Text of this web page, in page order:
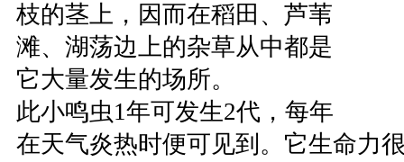
枝的茎上，因而在稻田、芦苇
滩、湖荡边上的杂草从中都是
它大量发生的场所。
此小鸣虫1年可发生2代，每年
在天气炎热时便可见到。它生命力